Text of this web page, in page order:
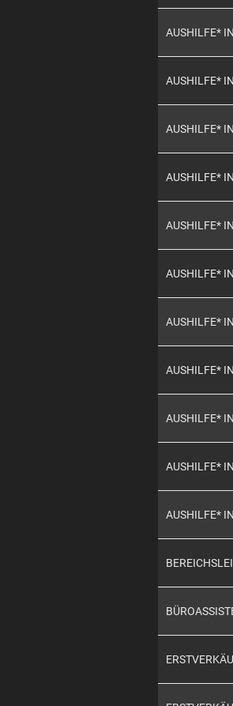
AUSHILFE*
AUSHILFE*
AUSHILFE*
AUSHILFE*
AUSHILFE*
AUSHILFE*
AUSHILFE*
AUSHILFE*
AUSHILFE*
AUSHILFE*
AUSHILFE*